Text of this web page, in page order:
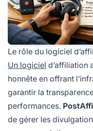
Le rôle du logiciel
Un logiciel d’affiliation
honnête en offrant
garantir la
performances.
de gérer les